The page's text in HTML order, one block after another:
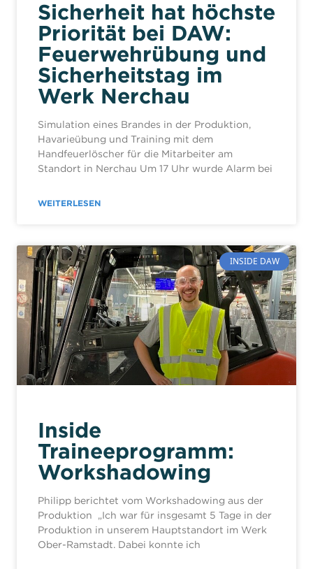
Sicherheit hat höchste
Priorität bei DAW:
Feuerwehrübung und
Sicherheitstag im
Werk Nerchau
Simulation eines Brandes in der Produktion,
Havarieübung und Training mit dem
Handfeuerlöscher für die Mitarbeiter am
Standort in Nerchau Um 17 Uhr wurde Alarm bei
WEITERLESEN
INSIDE DAW
Inside
Traineeprogramm:
Workshadowing
Philipp berichtet vom Workshadowing aus der
Produktion „Ich war für insgesamt 5 Tage in der
Produktion in unserem Hauptstandort im Werk
Ober-Ramstadt. Dabei konnte ich